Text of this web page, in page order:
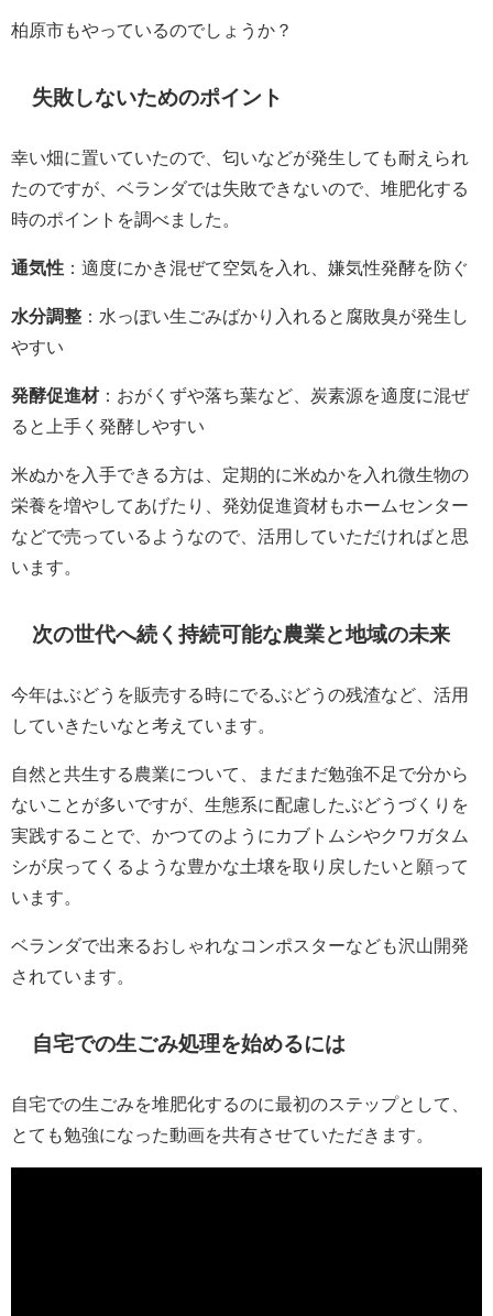
柏原市もやっているのでしょうか？
失敗しないためのポイント
幸い畑に置いていたので、匂いなどが発生しても耐えられ
たのですが、ベランダでは失敗できないので、堆肥化する
時のポイントを調べました。
通気性 ：適度にかき混ぜて空気を入れ、嫌気性発酵を防ぐ
水分調整 ：水っぽい生ごみばかり入れると腐敗臭が発生し
やすい
発酵促進材：おがくずや落ち葉など、炭素源を適度に混ぜ
ると上手く発酵しやすい
米ぬかを入手できる方は、定期的に米ぬかを入れ微生物の
栄養を増やしてあげたり、発効促進資材もホームセンター
などで売っているようなので、活用していただければと思
います。
次の世代へ続く持続可能な農業と地域の未来
今年はぶどうを販売する時にでるぶどうの残渣など、活用
していきたいなと考えています。
自然と共生する農業について、まだまだ勉強不足で分から
ないことが多いですが、生態系に配慮したぶどうづくりを
実践することで、かつてのようにカブトムシやクワガタム
シが戻ってくるような豊かな土壌を取り戻したいと願って
います。
ベランダで出来るおしゃれなコンポスターなども沢山開発
されています。
自宅での生ごみ処理を始めるには
自宅での生ごみを堆肥化するのに最初のステップとして、
とても勉強になった動画を共有させていただきます。